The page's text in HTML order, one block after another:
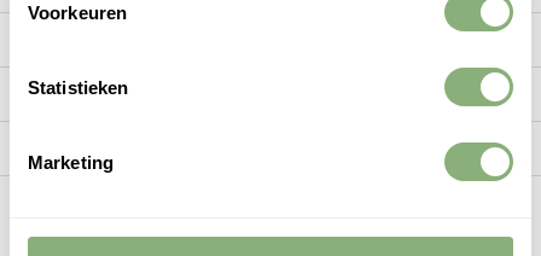
Voorkeuren
Statistieken
Marketing
Mijn account